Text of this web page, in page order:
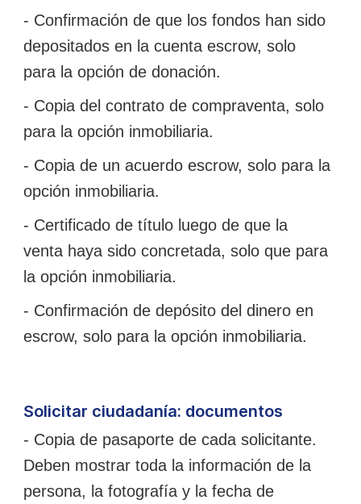
- Confirmación de que los fondos han sido
depositados en la cuenta escrow, solo
para la opción de donación.
- Copia del contrato de compraventa, solo
para la opción inmobiliaria.
- Copia de un acuerdo escrow, solo para la
opción inmobiliaria.
- Certificado de título luego de que la
venta haya sido concretada, solo que para
la opción inmobiliaria.
- Confirmación de depósito del dinero en
escrow, solo para la opción inmobiliaria.
Solicitar ciudadanía: documentos
- Copia de pasaporte de cada solicitante.
Deben mostrar toda la información de la
persona, la fotografía y la fecha de